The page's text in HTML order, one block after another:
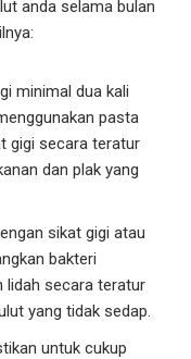
anda selama bulan
minimal dua kali
pasta
gigi secara teratur
dan plak yang
sikat gigi atau
bakteri
lidah secara teratur
yang tidak sedap.
untuk cukup